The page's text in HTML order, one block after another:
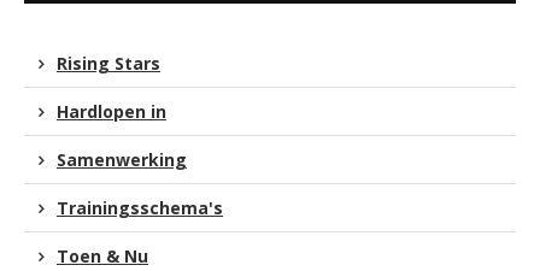
Rising Stars
Hardlopen in
Samenwerking
Trainingsschema's
Toen & Nu